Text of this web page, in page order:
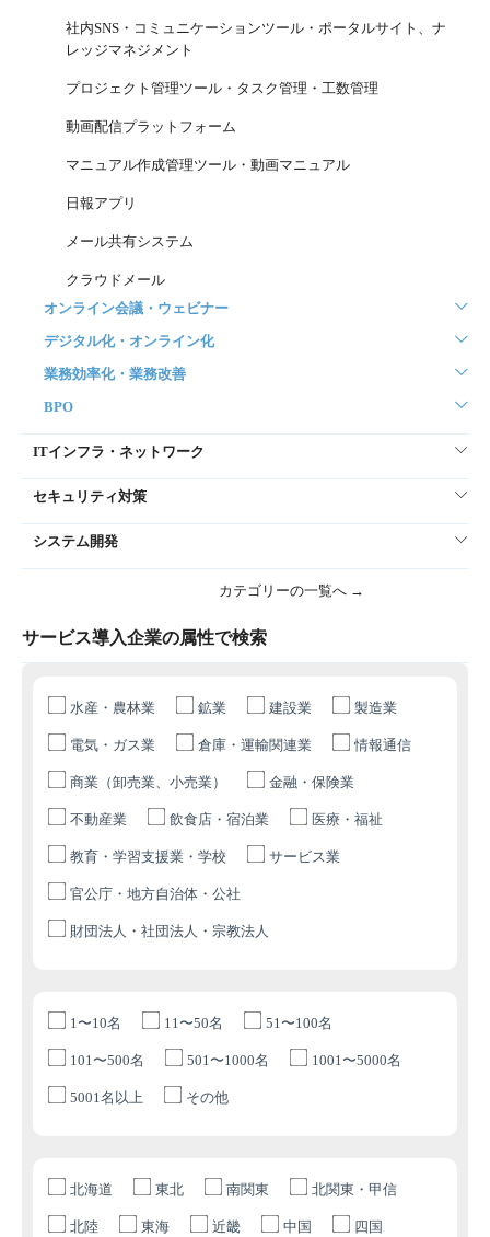
社内SNS・コミュニケーションツール・ポータルサイト、ナ
レッジマネジメント
プロジェクト管理ツール・タスク管理・工数管理
動画配信プラットフォーム
マニュアル作成管理ツール・動画マニュアル
日報アプリ
メール共有システム
クラウドメール
オンライン会議・ウェビナー
デジタル化・オンライン化
業務効率化・業務改善
BPO
ITインフラ・ネットワーク
セキュリティ対策
システム開発
カテゴリーの一覧へ →
サービス導入企業の属性で検索
水産・農林業 鉱業 建設業 製造業
電気・ガス業 倉庫・運輸関連業 情報通信
商業（卸売業、小売業） 金融・保険業
不動産業 飲食店・宿泊業 医療・福祉
教育・学習支援業・学校 サービス業
官公庁・地方自治体・公社
財団法人・社団法人・宗教法人
1〜10名 11〜50名 51〜100名
101〜500名 501〜1000名 1001〜5000名
5001名以上 その他
北海道 東北 南関東 北関東・甲信
北陸 東海 近畿 中国 四国